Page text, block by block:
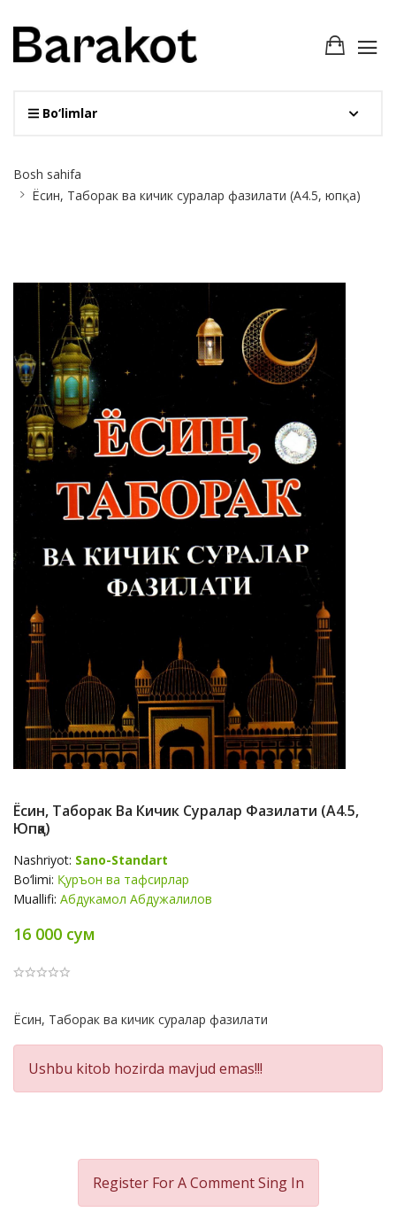
Bo‘limlar
Breadcrumb
Bosh sahifa
Ёсин, Таборак ва кичик суралар фазилати (А4.5, юпқа)
Ёсин, Таборак Ва Кичик Суралар Фазилати (А4.5,
Юпқа)
Nashriyot: Sano-Standart
Bo‘limi: Қуръон ва тафсирлар
Muallifi: Абдукамол Абдужалилов
16 000 сум
Product
Summery
Ёсин, Таборак ва кичик суралар фазилати
Ushbu kitob hozirda mavjud emas!!!
Register For A CommentSing In